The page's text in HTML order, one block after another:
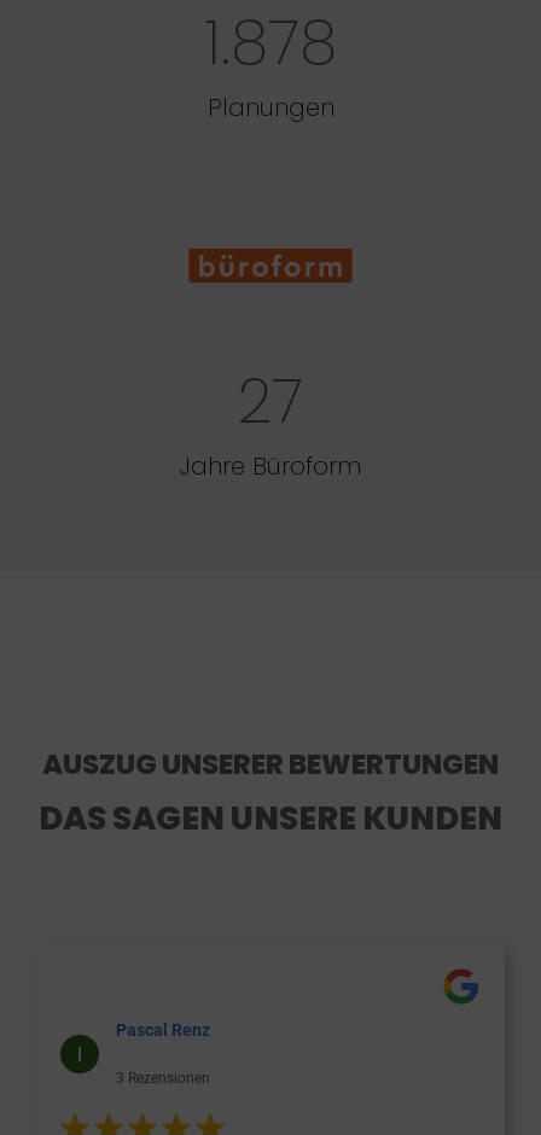
1.878
Planungen
27
Jahre Büroform
AUSZUG UNSERER BEWERTUNGEN
DAS SAGEN UNSERE KUNDEN
Pascal Renz
3 Rezensionen